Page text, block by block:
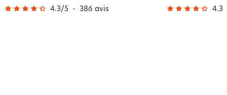
4.3/5 - 386 avis 4.3